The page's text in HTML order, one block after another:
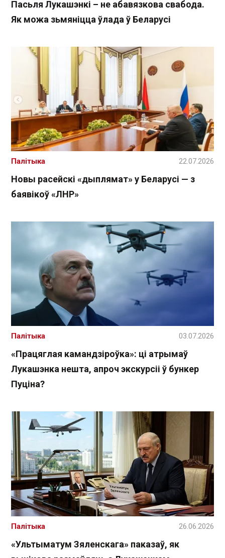
Пасьля Лукашэнкі – не абавязкова свабода.
Як можа зьмяніцца ўлада ў Беларусі
Новы расейскі «дыплямат» у Беларусі — з
баявікоў «ЛНР»
Палітыка 22.07.2026
«Працяглая камандзіроўка»: ці атрымаў
Лукашэнка нешта, апроч экскурсіі ў бункер
Пуціна?
Палітыка 03.07.2026
«Ультыматум Зяленскага» паказаў, як
Палітыка 26.06.2026